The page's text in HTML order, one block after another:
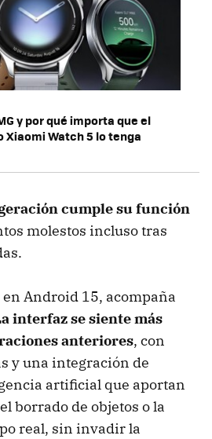
y por qué importa que el
Xiaomi Watch 5 lo tenga
cumple su función
molestos incluso tras
en Android 15, acompaña
interfaz se siente más
anteriores, con
y una integración de
artificial que aportan
borrado de objetos o la
real, sin invadir la